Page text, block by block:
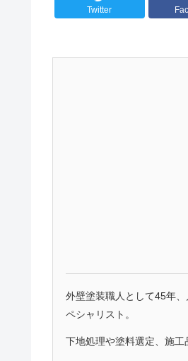
Twitter
外壁塗装職人として45年
ペシャリスト。
下地処理や塗料選定、施工